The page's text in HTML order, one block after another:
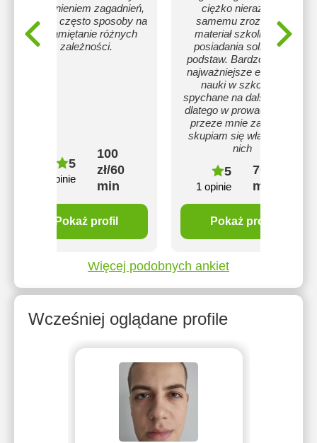
wyjaśnieniem zagadnień,
podaję często sposoby na
zapamiętanie różnych
zależności.
5
7 opinie
100
zł/60
min
Pokaż profil
ciężko nieraz jest
samemu zrozumieć
materiał szkolny bez
posiadania solidnych
podstaw. Bardzo często
najważniejsze elementy
nauki w szkole są
spychane na dalszy plan,
dlatego w prowadzonych
przeze mnie zajęciach
skupiam się właśnie na
nich
5
1 opinie
70 zł/60
min
Pokaż profil
Więcej podobnych ankiet
Wcześniej oglądane profile